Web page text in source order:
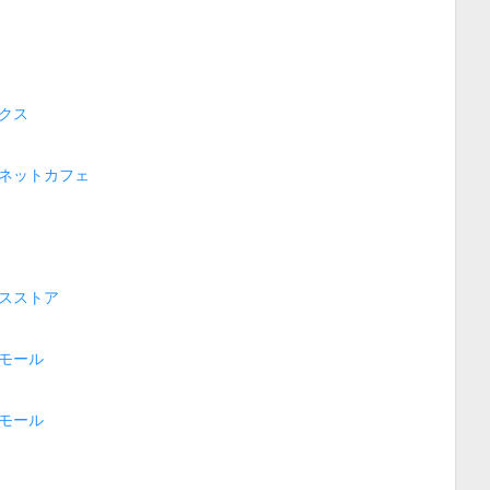
ス
ットカフェ
ストア
ール
ール